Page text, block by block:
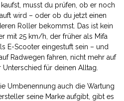
musst du prüfen, ob er noch
wird – oder ob du jetzt einen
Roller bekommst. Das ist kein
mit 25 km/h, der früher als Mifa
E-Scooter eingestuft sein – und
Radwegen fahren, nicht mehr auf
für deinen Alltag.
Umbenennung auch die Wartung
seine Marke aufgibt, gibt es